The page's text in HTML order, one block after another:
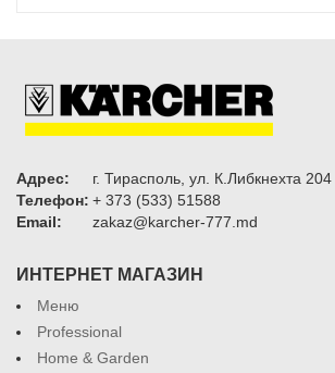
Адрес:
г. Тирасполь, ул. К.Либкнехта 204
Телефон: + 373 (533) 51588
Email:
zakaz@karcher-777.md
ИНТЕРНЕТ МАГАЗИН
Меню
Professional
Home & Garden